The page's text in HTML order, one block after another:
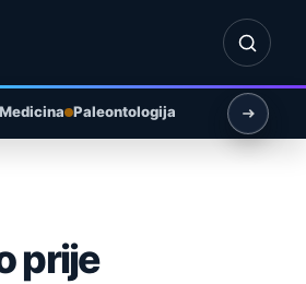
Otvori
Medicina Paleontologija
prije